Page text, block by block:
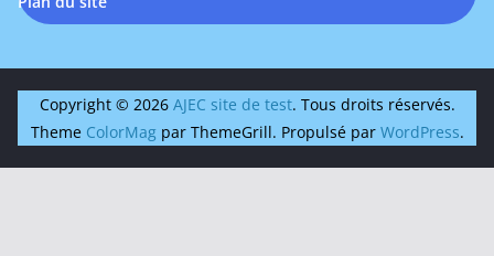
Copyright © 2026 AJEC site de test. Tous droits réservés.
Theme ColorMagpar ThemeGrill. Propulsé par WordPress.